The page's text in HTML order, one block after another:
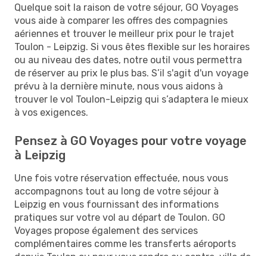
Quelque soit la raison de votre séjour, GO Voyages
vous aide à comparer les offres des compagnies
aériennes et trouver le meilleur prix pour le trajet
Toulon - Leipzig. Si vous êtes flexible sur les horaires
ou au niveau des dates, notre outil vous permettra
de réserver au prix le plus bas. S’il s'agit d'un voyage
prévu à la dernière minute, nous vous aidons à
trouver le vol Toulon-Leipzig qui s’adaptera le mieux
à vos exigences.
Pensez à GO Voyages pour votre voyage
à Leipzig
Une fois votre réservation effectuée, nous vous
accompagnons tout au long de votre séjour à
Leipzig en vous fournissant des informations
pratiques sur votre vol au départ de Toulon. GO
Voyages propose également des services
complémentaires comme les transferts aéroports